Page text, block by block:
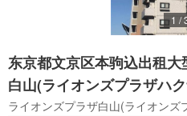
1 /
东京都文京区本驹込出租
白山(ライオンズプラザハ
ライオンズプラザ白山(ライオンズ